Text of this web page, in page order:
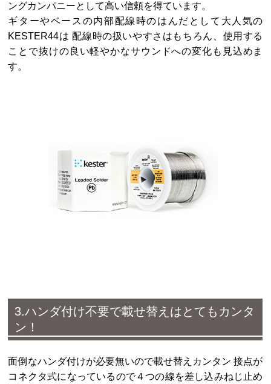
ングカンパニーとして高い信頼を得ています。
ギターやベースの内部配線時のはんだとして大人気の
KESTER44は 配線時の扱いやすさはもちろん、使用する
ことで抜けの良い軽やかなサウンドへの変化も見込めま
す。
3.ハンダ付け不要で載せ替えはとてもカンタ
ン！
面倒なハンダ付けが必要無いので載せ替えカンタン 接点が
コネクタ式になっているので４つの線を差し込みねじ止め